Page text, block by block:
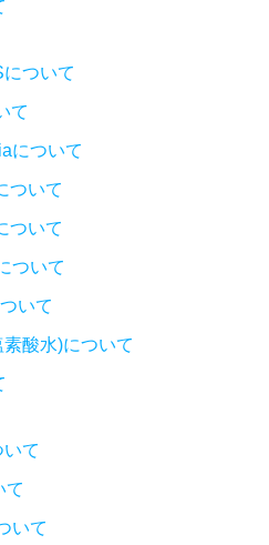
ついて
て
について
ついて
ついて
ついて
いて
酸水)について
て
て
いて